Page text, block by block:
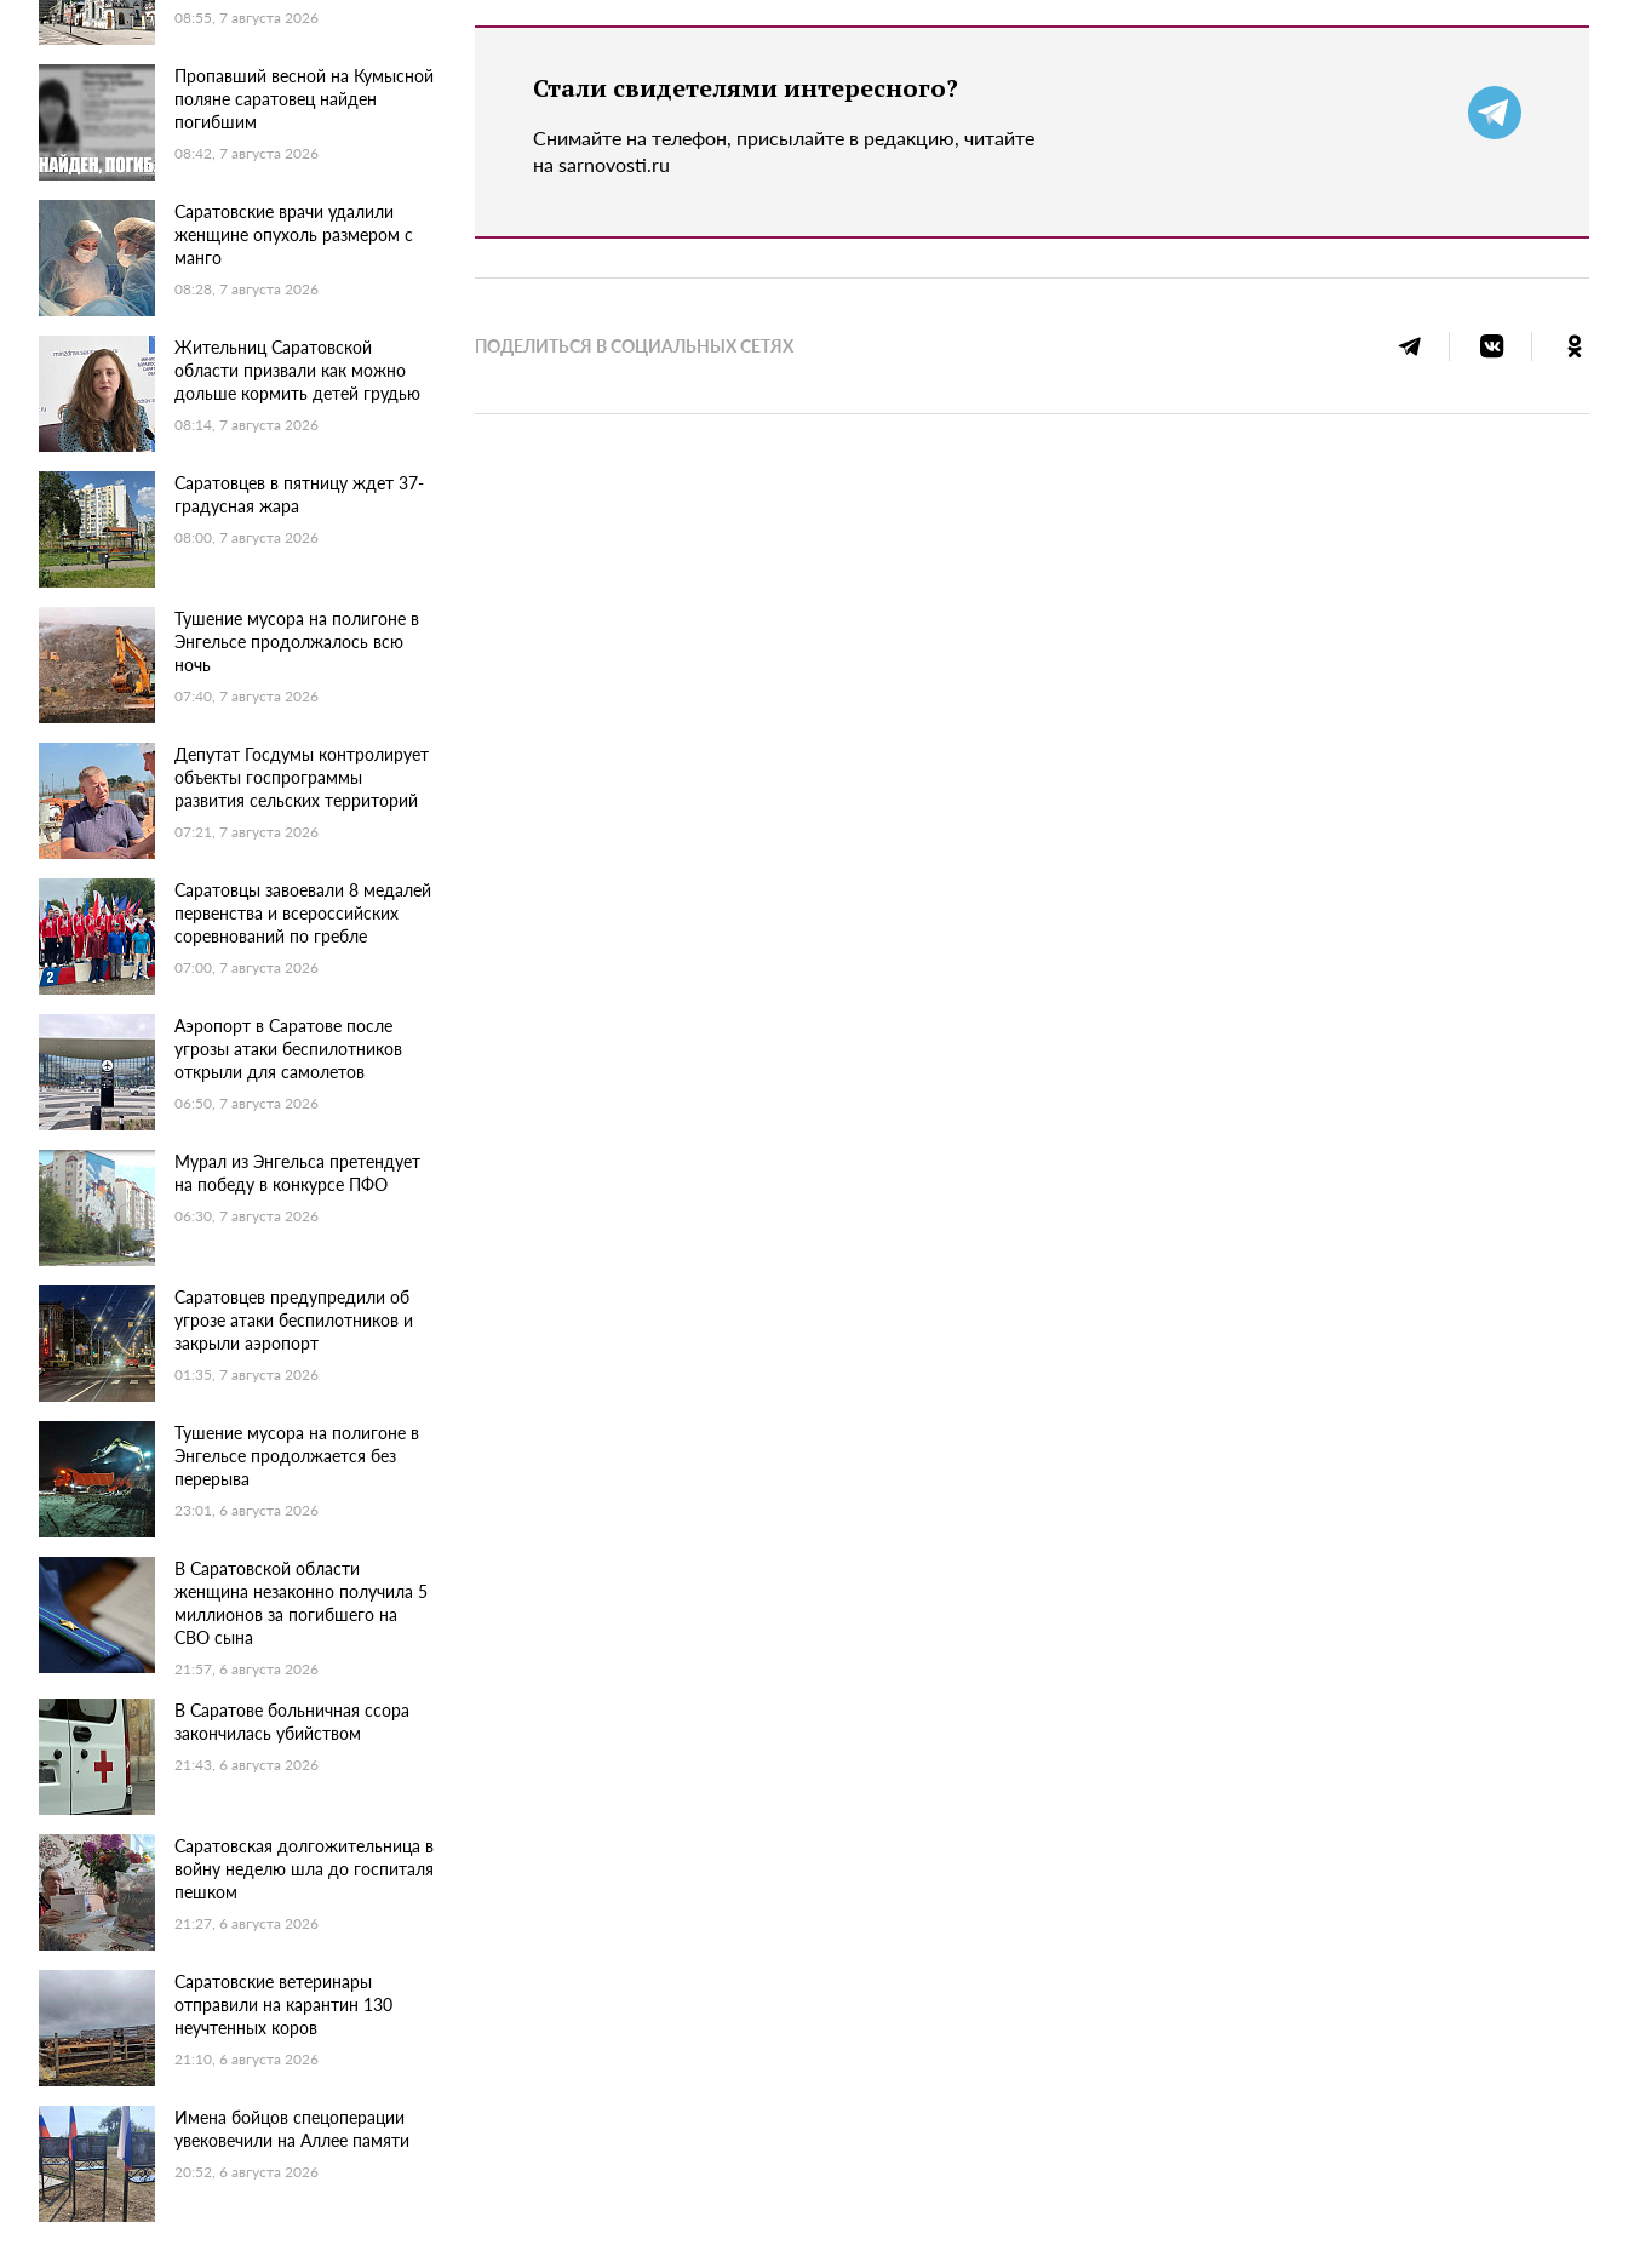
08:55, 7 августа 2026
Пропавший весной на Кумысной
поляне саратовец найден
погибшим
08:42, 7 августа 2026
Саратовские врачи удалили
женщине опухоль размером с
манго
08:28, 7 августа 2026
Жительниц Саратовской
области призвали как можно
дольше кормить детей грудью
08:14, 7 августа 2026
Саратовцев в пятницу ждет 37-
градусная жара
08:00, 7 августа 2026
Тушение мусора на полигоне в
Энгельсе продолжалось всю
ночь
07:40, 7 августа 2026
Депутат Госдумы контролирует
объекты госпрограммы
развития сельских территорий
07:21, 7 августа 2026
Саратовцы завоевали 8 медалей
первенства и всероссийских
соревнований по гребле
07:00, 7 августа 2026
Аэропорт в Саратове после
угрозы атаки беспилотников
открыли для самолетов
06:50, 7 августа 2026
Мурал из Энгельса претендует
на победу в конкурсе ПФО
06:30, 7 августа 2026
Саратовцев предупредили об
угрозе атаки беспилотников и
закрыли аэропорт
01:35, 7 августа 2026
Тушение мусора на полигоне в
Энгельсе продолжается без
перерыва
23:01, 6 августа 2026
В Саратовской области
женщина незаконно получила 5
миллионов за погибшего на
СВО сына
21:57, 6 августа 2026
В Саратове больничная ссора
закончилась убийством
21:43, 6 августа 2026
Саратовская долгожительница в
войну неделю шла до госпиталя
пешком
21:27, 6 августа 2026
Саратовские ветеринары
отправили на карантин 130
неучтенных коров
21:10, 6 августа 2026
Имена бойцов спецоперации
увековечили на Аллее памяти
20:52, 6 августа 2026
Стали свидетелями интересного?
Снимайте на телефон, присылайте в редакцию, читайте
на sarnovosti.ru
ПОДЕЛИТЬСЯ В СОЦИАЛЬНЫХ СЕТЯХ